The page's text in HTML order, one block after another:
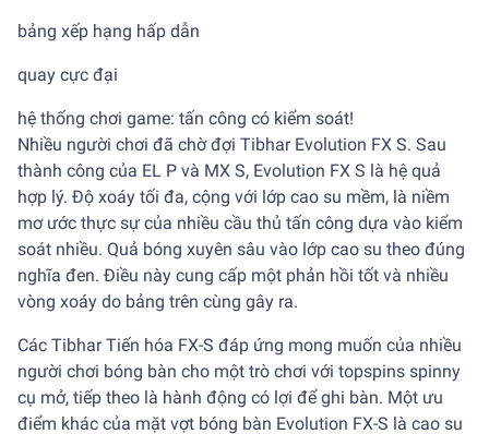
bảng xếp hạng hấp dẫn
quay cực đại
hệ thống chơi game: tấn công có kiểm soát!
Nhiều người chơi đã chờ đợi Tibhar Evolution FX S. Sau
thành công của EL P và MX S, Evolution FX S là hệ quả
hợp lý. Độ xoáy tối đa, cộng với lớp cao su mềm, là niềm
mơ ước thực sự của nhiều cầu thủ tấn công dựa vào kiểm
soát nhiều. Quả bóng xuyên sâu vào lớp cao su theo đúng
nghĩa đen. Điều này cung cấp một phản hồi tốt và nhiều
vòng xoáy do bảng trên cùng gây ra.
Các Tibhar Tiến hóa FX-S đáp ứng mong muốn của nhiều
người chơi bóng bàn cho một trò chơi với topspins spinny
cụ mở, tiếp theo là hành động có lợi để ghi bàn. Một ưu
điểm khác của mặt vợt bóng bàn Evolution FX-S là cao su